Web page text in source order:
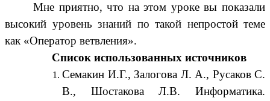
Мне приятно, что на этом уроке вы показали
высокий уровень знаний по такой непростой теме
как «Оператор ветвления».
Список использованных источников
Семакин И.Г., Залогова Л. А., Русаков С.
В., Шостакова Л.В. Информатика.